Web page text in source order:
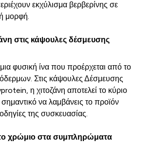
εκχύλισμα βερβερίνης σε
μορφή.
στις κάψουλες δέσμευσης
μια φυσική ίνα που προέρχεται από το
Στις κάψουλες Δέσμευσης
η χιτοζάνη αποτελεί το κύριο
σημαντικό να λαμβάνεις το προϊόν
της συσκευασίας.
το χρώμιο στα συμπληρώματα